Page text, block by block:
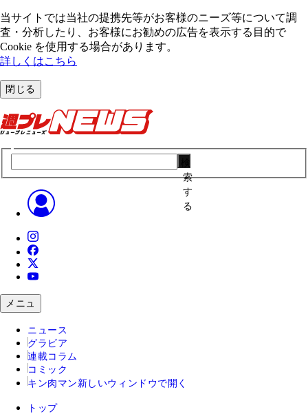
当サイトでは当社の提携先等がお客様のニーズ等について調
査・分析したり、お客様にお勧めの広告を表⽰する⽬的で
Cookie を使⽤する場合があります。
詳しくはこちら
閉じる
索
す
る
メニュ
ニュース
グラビア
連載コラム
コミック
キン肉マン 新しいウィンドウで開く
トップ